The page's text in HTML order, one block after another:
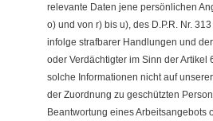
relevante Daten jene persönlichen
o) und von r) bis u), des D.P.R. Nr.
infolge strafbarer Handlungen und
oder Verdächtigter im Sinn der
solche Informationen nicht auf
der Zuordnung zu geschützten
Beantwortung eines Arbeitsangebots